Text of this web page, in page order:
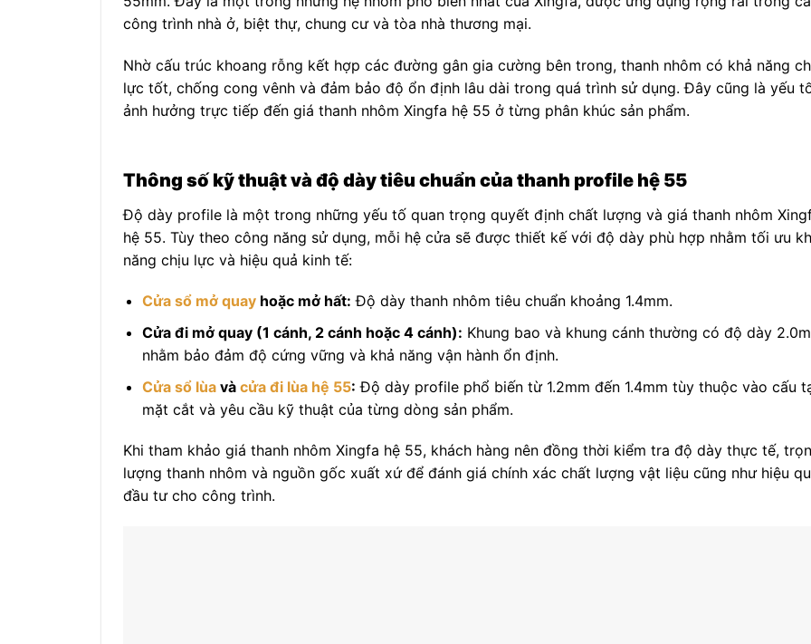
công trình nhà ở, biệt thự, chung cư và tòa nhà thương mại.
Nhờ cấu trúc khoang rỗng kết hợp các đường gân gia cường bên trong, thanh nhôm có khả năng
lực tốt, chống cong vênh và đảm bảo độ ổn định lâu dài trong quá trình sử dụng. Đây cũng là yếu
ảnh hưởng trực tiếp đến giá thanh nhôm Xingfa hệ 55 ở từng phân khúc sản phẩm.
Thông số kỹ thuật và độ dày tiêu chuẩn của thanh profile hệ 55
Độ dày profile là một trong những yếu tố quan trọng quyết định chất lượng và giá thanh nhôm
hệ 55. Tùy theo công năng sử dụng, mỗi hệ cửa sẽ được thiết kế với độ dày phù hợp nhằm tối ưu
năng chịu lực và hiệu quả kinh tế:
Cửa sổ mở quayhoặc mở hất: Độ dày thanh nhôm tiêu chuẩn khoảng 1.4mm.
Cửa đi mở quay (1 cánh, 2 cánh hoặc 4 cánh): Khung bao và khung cánh thường có độ dày
nhằm bảo đảm độ cứng vững và khả năng vận hành ổn định.
Cửa sổ lùavà cửa đi lùa hệ 55: Độ dày profile phổ biến từ 1.2mm đến 1.4mm tùy thuộc vào cấu
mặt cắt và yêu cầu kỹ thuật của từng dòng sản phẩm.
Khi tham khảo giá thanh nhôm Xingfa hệ 55, khách hàng nên đồng thời kiểm tra độ dày thực tế,
lượng thanh nhôm và nguồn gốc xuất xứ để đánh giá chính xác chất lượng vật liệu cũng như hiệu
đầu tư cho công trình.